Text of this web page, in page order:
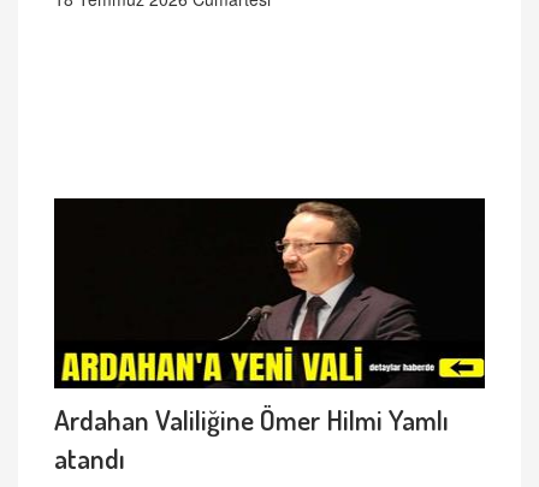
Ardahan Valiliğine Ömer Hilmi Yamlı
atandı